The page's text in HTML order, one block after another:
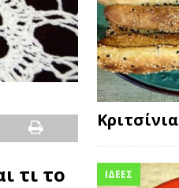
τι το
Κριτσίνια
ΙΔΕΕΣ